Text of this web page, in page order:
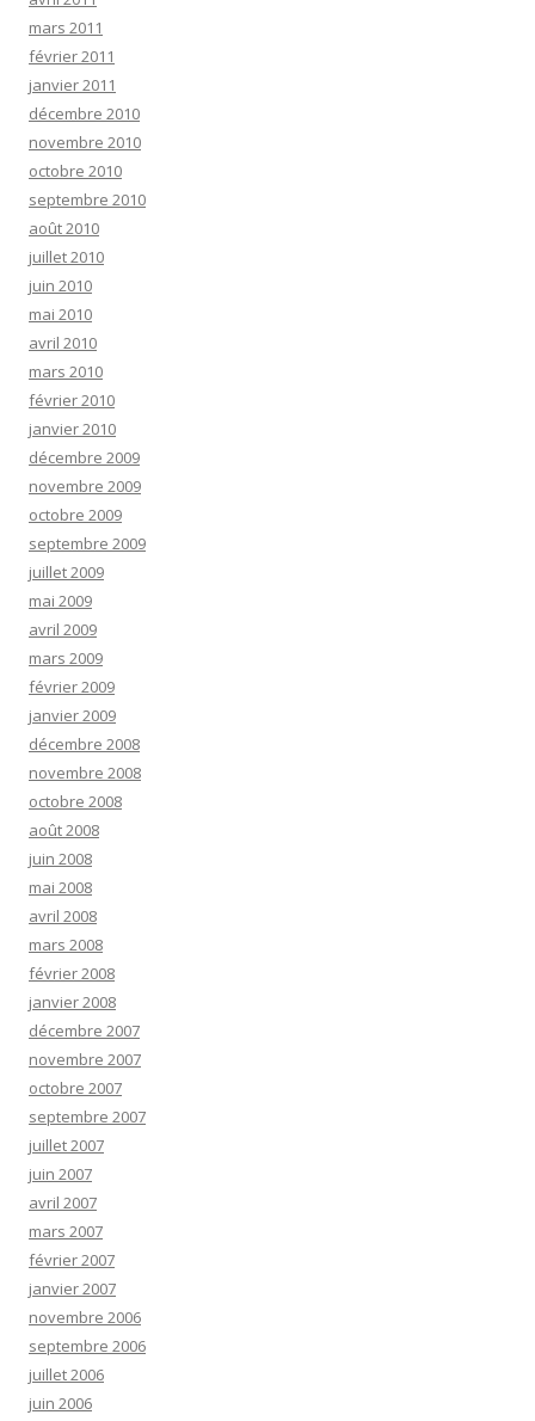
mars 2011
février 2011
janvier 2011
décembre 2010
novembre 2010
octobre 2010
septembre 2010
août 2010
juillet 2010
juin 2010
mai 2010
avril 2010
mars 2010
février 2010
janvier 2010
décembre 2009
novembre 2009
octobre 2009
septembre 2009
juillet 2009
mai 2009
avril 2009
mars 2009
février 2009
janvier 2009
décembre 2008
novembre 2008
octobre 2008
août 2008
juin 2008
mai 2008
avril 2008
mars 2008
février 2008
janvier 2008
décembre 2007
novembre 2007
octobre 2007
septembre 2007
juillet 2007
juin 2007
avril 2007
mars 2007
février 2007
janvier 2007
novembre 2006
septembre 2006
juillet 2006
juin 2006